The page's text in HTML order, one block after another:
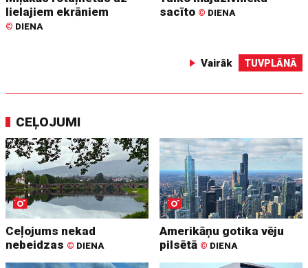
lielajiem ekrāniem
© DIENA
sacīto © DIENA
Vairāk TUVPLĀNĀ
CEĻOJUMI
Ceļojums nekad
nebeidzas © DIENA
Amerikāņu gotika vēju
pilsētā © DIENA